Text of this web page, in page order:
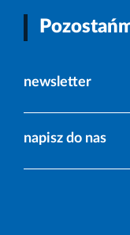
newsletter
napisz do nas